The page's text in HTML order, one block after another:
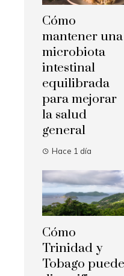
Cómo
mantener una
microbiota
intestinal
equilibrada
para mejorar
la salud
general
Hace 1 día
Cómo
Trinidad y
Tobago puede